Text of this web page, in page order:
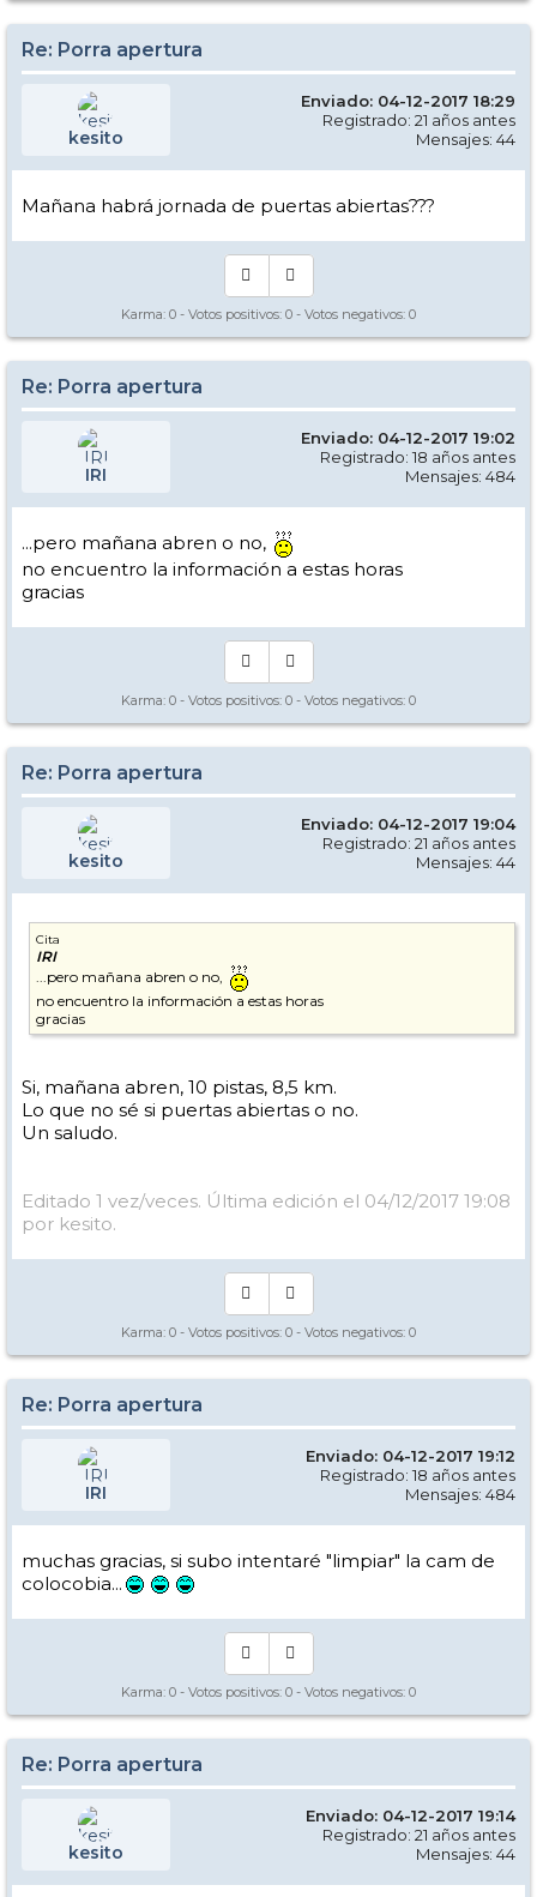
Re: Porra apertura
kesito
Enviado: 04-12-2017 18:29
Registrado: 21 años antes
Mensajes: 44
Mañana habrá jornada de puertas abiertas???
Karma: 0 - Votos positivos: 0 - Votos negativos: 0
Re: Porra apertura
IRI
Enviado: 04-12-2017 19:02
Registrado: 18 años antes
Mensajes: 484
...pero mañana abren o no,
no encuentro la información a estas horas
gracias
Karma: 0 - Votos positivos: 0 - Votos negativos: 0
Re: Porra apertura
kesito
Enviado: 04-12-2017 19:04
Registrado: 21 años antes
Mensajes: 44
Cita
IRI
...pero mañana abren o no,
no encuentro la información a estas horas
gracias
Si, mañana abren, 10 pistas, 8,5 km.
Lo que no sé si puertas abiertas o no.
Un saludo.
Editado 1 vez/veces. Última edición el 04/12/2017 19:08
por kesito.
Karma: 0 - Votos positivos: 0 - Votos negativos: 0
Re: Porra apertura
IRI
Enviado: 04-12-2017 19:12
Registrado: 18 años antes
Mensajes: 484
muchas gracias, si subo intentaré "limpiar" la cam de
colocobia...
Karma: 0 - Votos positivos: 0 - Votos negativos: 0
Re: Porra apertura
kesito
Enviado: 04-12-2017 19:14
Registrado: 21 años antes
Mensajes: 44